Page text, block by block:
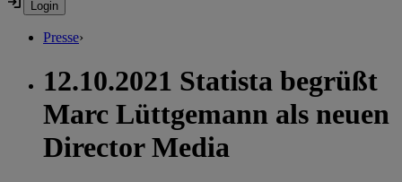
Presse›
12.10.2021 Statista begrüßt
Marc Lüttgemann als neuen
Director Media